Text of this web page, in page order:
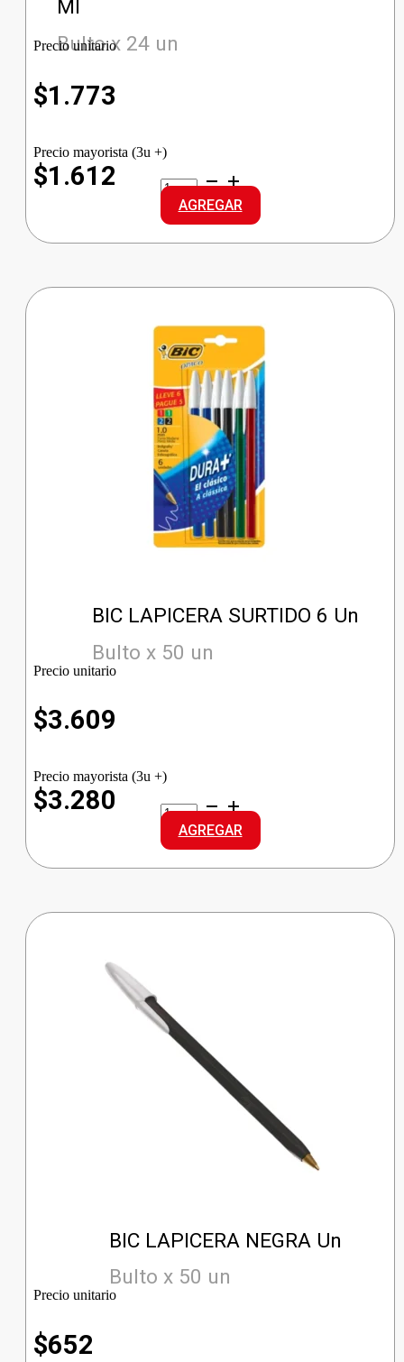
Ml
Bulto x 24 un
Precio unitario
$1.773
Precio mayorista (3u +)
$1.612
PELIKAN
ADHESIVO
SINTETICO
cantidad
AGREGAR
BIC LAPICERA SURTIDO 6 Un
Bulto x 50 un
Precio unitario
$3.609
Precio mayorista (3u +)
$3.280
BIC
LAPICERA
SURTIDO
cantidad
AGREGAR
BIC LAPICERA NEGRA Un
Bulto x 50 un
Precio unitario
$652